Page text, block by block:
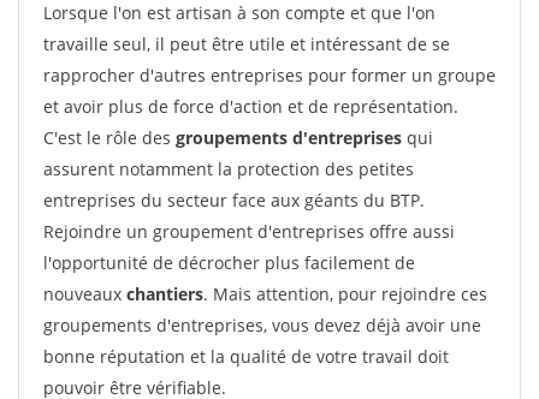
Lorsque l'on est artisan à son compte et que l'on
travaille seul, il peut être utile et intéressant de se
rapprocher d'autres entreprises pour former un groupe
et avoir plus de force d'action et de représentation.
C'est le rôle des groupements d'entreprises qui
assurent notamment la protection des petites
entreprises du secteur face aux géants du BTP.
Rejoindre un groupement d'entreprises offre aussi
l'opportunité de décrocher plus facilement de
nouveaux chantiers. Mais attention, pour rejoindre ces
groupements d'entreprises, vous devez déjà avoir une
bonne réputation et la qualité de votre travail doit
pouvoir être vérifiable.